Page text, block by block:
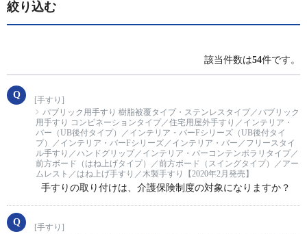
絞り込む
該当件数は54件です。
[手すり]
パブリック用手すり 樹脂被覆タイプ・ステンレスタイプ／パブリック
用手すり コンビネーションタイプ／住宅用屋外手すり／インテリア・
バー（UB後付タイプ）／インテリア・バーFシリーズ（UB後付タイ
プ）／インテリア・バーFシリーズ／インテリア・バー／フリースタイ
ル手すり／ハンドグリップ／インテリア・バーコンテンポラリタイプ／
前方ボード（はね上げタイプ）／前方ボード（スイングタイプ）／アー
ムレスト／はね上げ手すり／木製手すり【2020年2月発売】
手すりの取り付けは、介護保険制度の対象になりますか？
[手すり]